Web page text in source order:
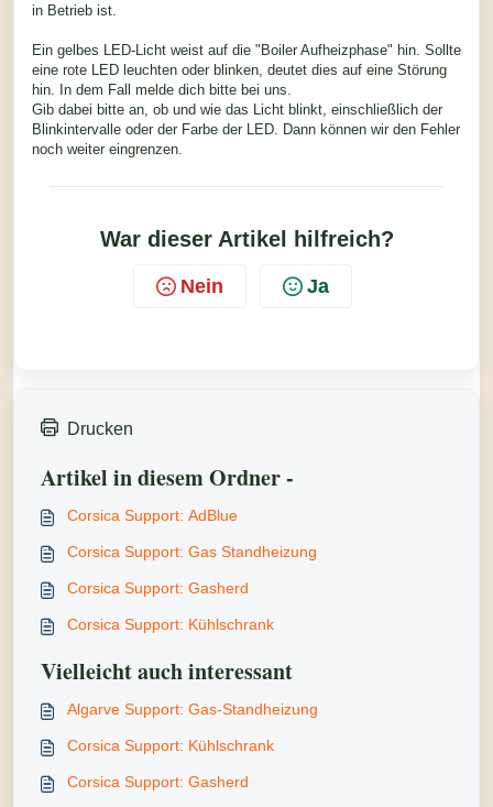
in Betrieb ist.
Ein gelbes LED-Licht weist auf die "Boiler Aufheizphase" hin. Sollte
eine rote LED leuchten oder blinken, deutet dies auf eine Störung
hin. In dem Fall melde dich bitte bei uns.
Gib dabei bitte an, ob und wie das Licht blinkt, einschließlich der
Blinkintervalle oder der Farbe der LED. Dann können wir den Fehler
noch weiter eingrenzen.
War dieser Artikel hilfreich?
Nein Ja
Drucken
Artikel in diesem Ordner -
Corsica Support: AdBlue
Corsica Support: Gas Standheizung
Corsica Support: Gasherd
Corsica Support: Kühlschrank
Vielleicht auch interessant
Algarve Support: Gas-Standheizung
Corsica Support: Kühlschrank
Corsica Support: Gasherd